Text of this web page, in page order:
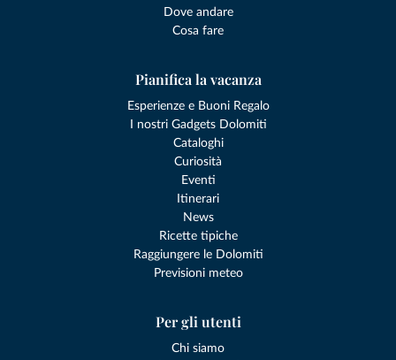
Dove andare
Cosa fare
Pianifica la vacanza
Esperienze e Buoni Regalo
I nostri Gadgets Dolomiti
Cataloghi
Curiosità
Eventi
Itinerari
News
Ricette tipiche
Raggiungere le Dolomiti
Previsioni meteo
Per gli utenti
Chi siamo